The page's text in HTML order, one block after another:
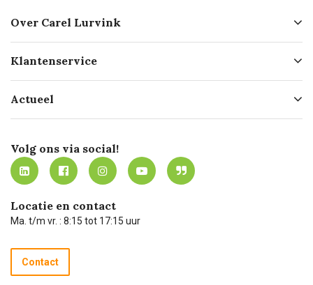
Over Carel Lurvink
Geschiedenis
Missie
Certificering
Werken bij Carel Lurvink
MVO
Klantenservice
Bezorgen
Mijn Carel Lurvink
Mijn Carel Lurvink instructievideo's
Carel Lurvink App
Hulp op afstand
Technische dienst
Recycle programma
Betalen
Actueel
Innovation LAB
Tevreden klanten
Carel Lurvink Blog
Carel de podcast
Volg ons via social!
Locatie en contact
Ma. t/m vr. : 8:15 tot 17:15 uur
Contact